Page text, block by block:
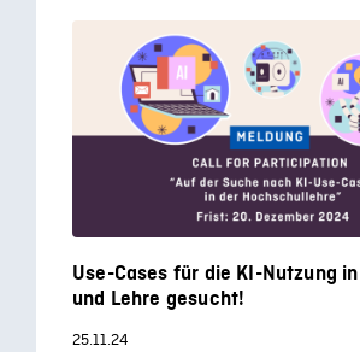
Use-Cases für die KI-Nutzung
und Lehre gesucht!
25.11.24